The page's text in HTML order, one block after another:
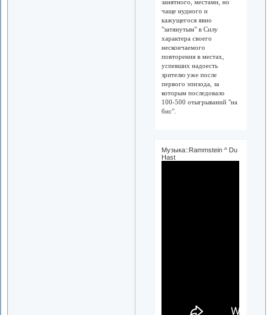
занятного, местами, но
чаще нудного и
кажущегося явно
"затянутым" в Силу
характера своего
нескончаемого
повторения в местах,
успевших надоесть
зрителю уже после
первого эпизода, за
которым последовало
100-500 отыгрываний "на
бис".
Музыка::Rammstein ^ Du
Hast